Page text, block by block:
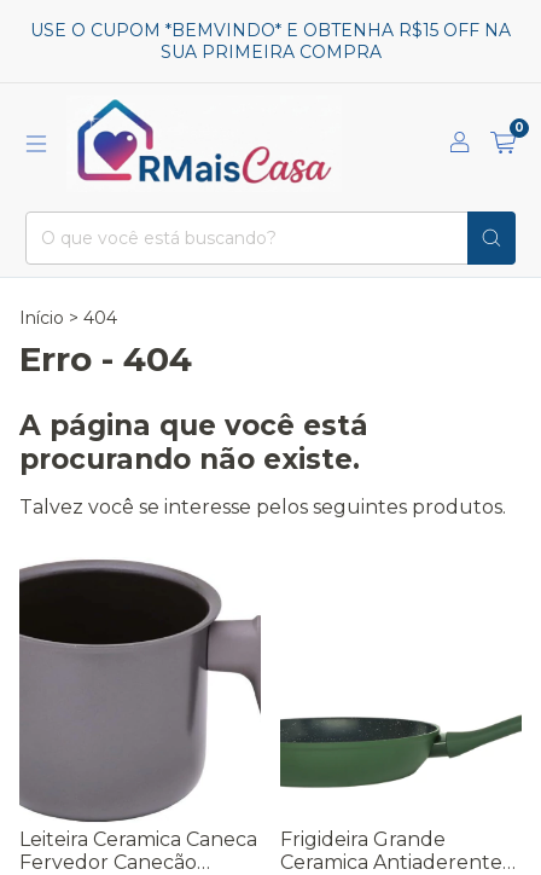
USE O CUPOM *BEMVINDO* E OBTENHA R$15 OFF NA
SUA PRIMEIRA COMPRA
0
Início > 404
Erro - 404
A página que você está
procurando não existe.
Talvez você se interesse pelos seguintes produtos.
Leiteira Ceramica Caneca
Fervedor Canecão
Frigideira Grande
Ceramica Antiaderente